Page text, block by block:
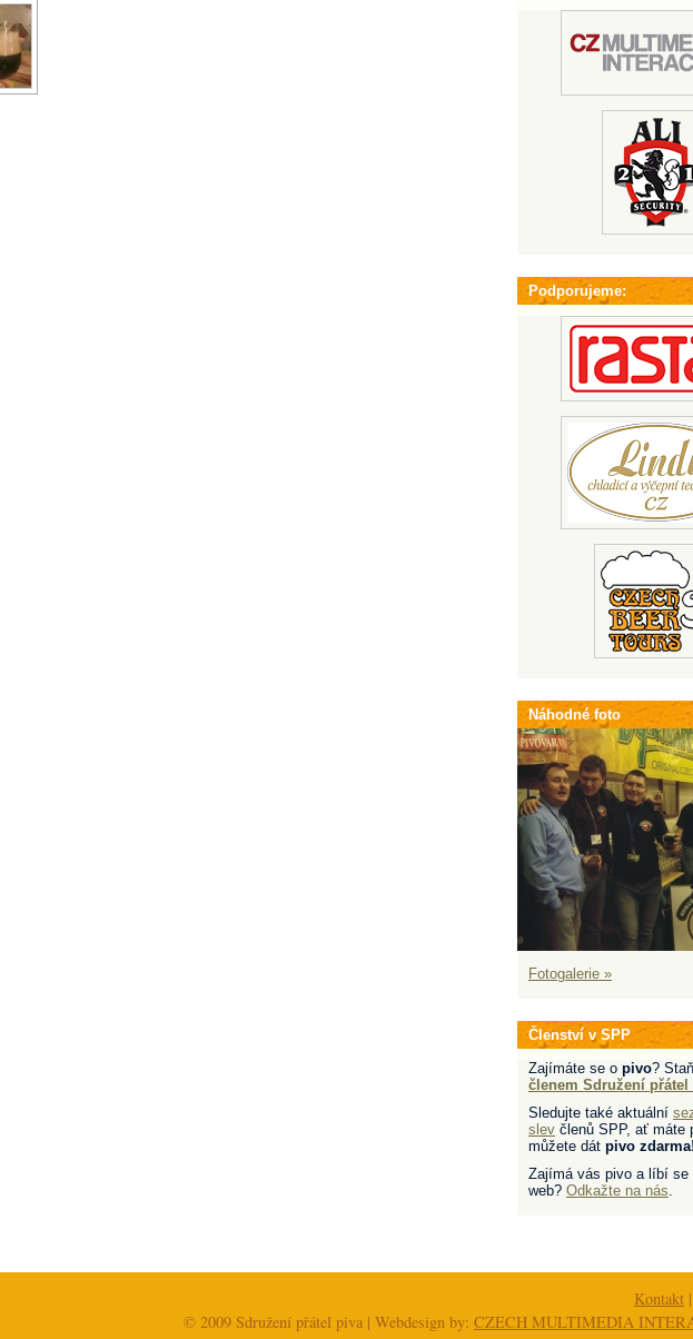
Podporujeme:
Náhodné foto
Fotogalerie »
Členství v SPP
Zajímáte se o pivo?
členem Sdružení přátel
Sledujte také aktuální
slev členů SPP, ať máte
můžete dát pivo zdarma!
Zajímá vás pivo a líbí se
web? Odkažte na nás.
Kontakt
© 2009 Sdružení přátel piva | Webdesign by:CZECH MULTIMEDIA